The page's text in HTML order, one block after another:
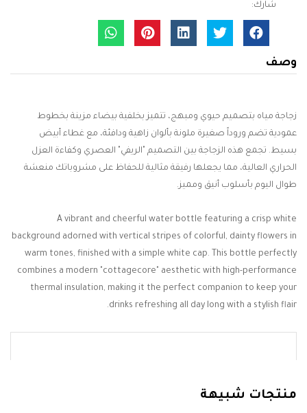
شارك:
وصف
زجاجة مياه بتصميم حيوي ومبهج، تتميز بخلفية بيضاء مزينة بخطوط
عمودية تضم وروداً صغيرة ملونة بألوان زاهية ودافئة، مع غطاء أبيض
بسيط. تجمع هذه الزجاجة بين التصميم "الريفي" العصري وكفاءة العزل
الحراري العالية، مما يجعلها رفيقة مثالية للحفاظ على مشروباتك منعشة
طوال اليوم بأسلوب أنيق ومميز.
A vibrant and cheerful water bottle featuring a crisp white
background adorned with vertical stripes of colorful, dainty flowers in
warm tones, finished with a simple white cap. This bottle perfectly
combines a modern "cottagecore" aesthetic with high-performance
thermal insulation, making it the perfect companion to keep your
drinks refreshing all day long with a stylish flair.
منتجات شبيهة